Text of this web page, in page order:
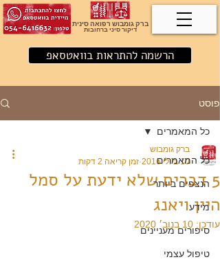
ברק גומבוש רפואה סינית
דיקור סיני ברחובות
הרשמה להתראות בוואטסאפ
פוסט
כל המאמרים
הנצפים ביותר
מידע
סיפורים מעניינים
טיפול עצמי
כל המאמרים
5 דברים שלא ידעת על סמל
היין ויאנג
ברק גומבוש
10 ביולי 2016
זמן קריאה 2 דקות
עודכן: 10 בנוב׳ 2020